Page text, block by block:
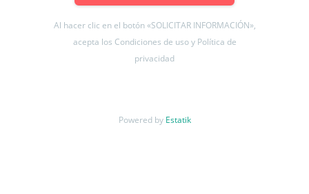
No deje de visitar.
Al hacer clic en el botón «SOLICITAR INFORMACIÓN»,
acepta los Condiciones de uso y Política de
privacidad
Powered by Estatik